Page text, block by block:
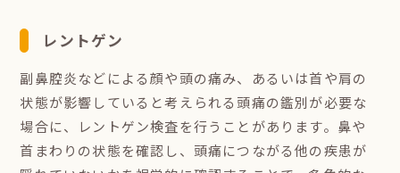
レントゲン
副鼻腔炎などによる顔や頭の痛み、あるいは首や肩の
状態が影響していると考えられる頭痛の鑑別が必要な
場合に、レントゲン検査を行うことがあります。鼻や
首まわりの状態を確認し、頭痛につながる他の疾患が